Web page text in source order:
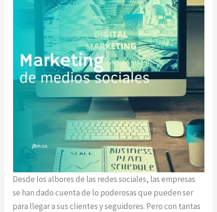
Desde los albores de las redes sociales, las empresas
se han dado cuenta de lo poderosas que pueden ser
para llegar a sus clientes y seguidores. Pero con tantas